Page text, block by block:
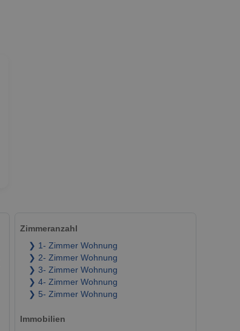
Zimmeranzahl
❯ 1- Zimmer Wohnung
❯ 2- Zimmer Wohnung
❯ 3- Zimmer Wohnung
❯ 4- Zimmer Wohnung
❯ 5- Zimmer Wohnung
Immobilien